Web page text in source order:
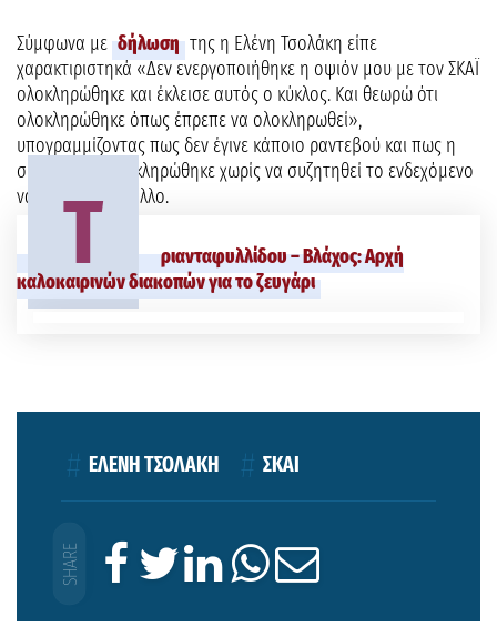
Σύμφωνα με δήλωση της η Ελένη Τσολάκη είπε
χαρακτιριστηκά «Δεν ενεργοποιήθηκε η οψιόν μου με τον ΣΚΑΪ
ολοκληρώθηκε και έκλεισε αυτός ο κύκλος. Και θεωρώ ότι
ολοκληρώθηκε όπως έπρεπε να ολοκληρωθεί»,
υπογραμμίζοντας πως δεν έγινε κάποιο ραντεβού και πως η
συνεργασία ολοκληρώθηκε χωρίς να συζητηθεί το ενδεχόμενο
να κάνουν κάτι άλλο.
Τ
ριανταφυλλίδου – Βλάχος: Αρχή
καλοκαιρινών διακοπών για το ζευγάρι
ΕΛΕΝΗ ΤΣΟΛΑΚΗ ΣΚΑΙ